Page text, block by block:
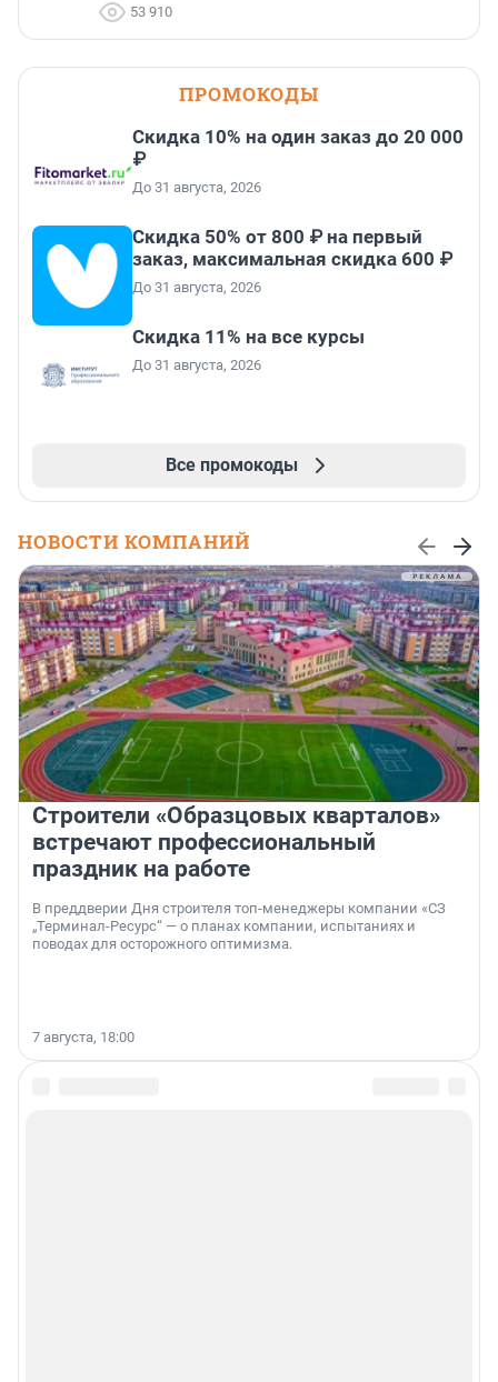
53 910
ПРОМОКОДЫ
Скидка 10% на один заказ до 20 000
₽
До 31 августа, 2026
Скидка 50% от 800 ₽ на первый
заказ, максимальная скидка 600 ₽
До 31 августа, 2026
Скидка 11% на все курсы
До 31 августа, 2026
Все промокоды
НОВОСТИ КОМПАНИЙ
Строители «Образцовых кварталов»
встречают профессиональный
праздник на работе
В преддверии Дня строителя топ-менеджеры компании «СЗ
„Терминал-Ресурс“ — о планах компании, испытаниях и
поводах для осторожного оптимизма.
7 августа, 18:00